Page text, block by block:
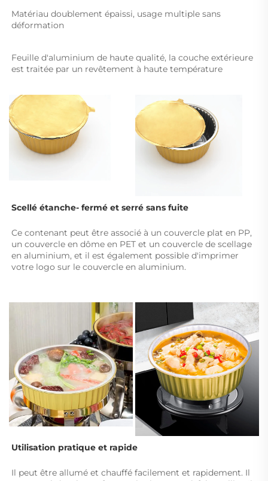
Matériau doublement épaissi, usage multiple sans
déformation
Feuille d'aluminium de haute qualité, la couche extérieure
est traitée par un revêtement à haute température
Scellé étanche- fermé et serré sans fuite
Ce contenant peut être associé à un couvercle plat en PP,
un couvercle en dôme en PET et un couvercle de scellage
en aluminium, et il est également possible d'imprimer
votre logo sur le couvercle en aluminium.
Utilisation pratique et rapide
Il peut être allumé et chauffé facilement et rapidement. Il